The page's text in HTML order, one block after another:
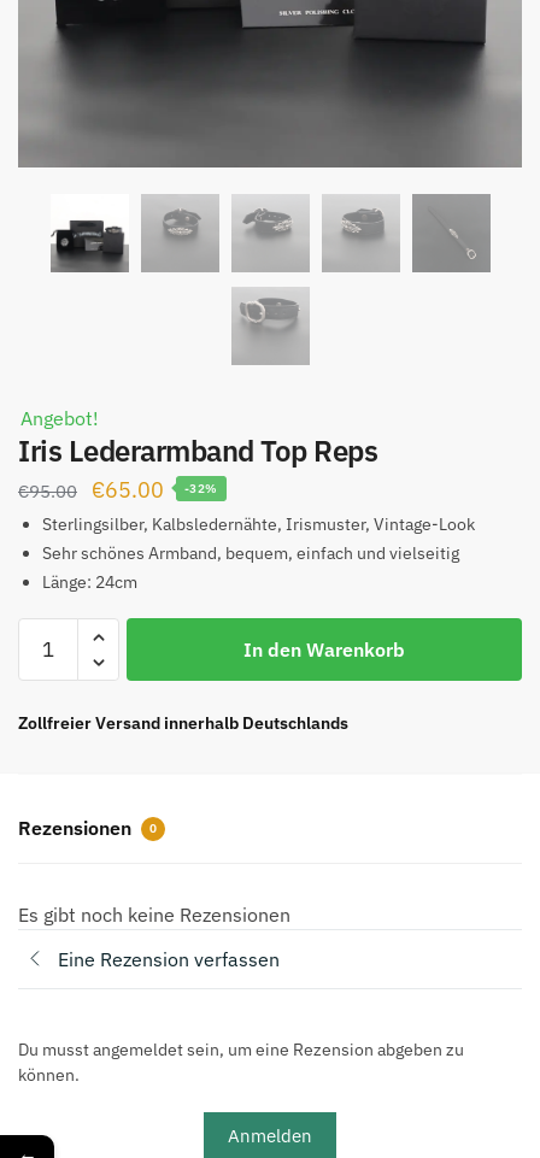
Angebot!
Iris Lederarmband Top Reps
€95.00
Ursprünglicher
Preis
war:
€95.00
€65.00 Aktueller
Preis
ist:
-32%
Sterlingsilber, Kalbsledernähte, Irismuster, Vintage-Look
Sehr schönes Armband, bequem, einfach und vielseitig
Länge: 24cm
Lederarmband
Reps
In den Warenkorb
Zollfreier Versand innerhalb Deutschlands
Rezensionen 0
Es gibt noch keine Rezensionen
Eine Rezension verfassen
Du musst angemeldet sein, um eine Rezension abgeben zu
können.
Anmelden